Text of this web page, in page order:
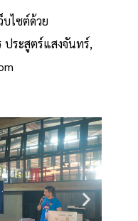
บไซต์ด้วย
ประสูตร์แสงจันทร์,